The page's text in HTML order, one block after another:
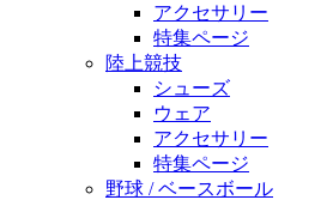
アクセサリー
特集ページ
陸上競技
シューズ
ウェア
アクセサリー
特集ページ
野球 / ベースボール